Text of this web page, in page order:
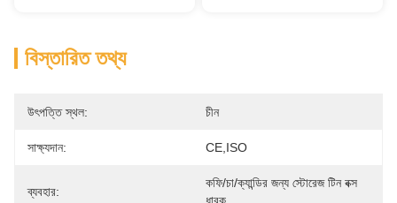
বিস্তারিত তথ্য
উৎপত্তি স্থল: চীন
সাক্ষ্যদান: CE,ISO
ব্যবহার:
কফি/চা/ক্যান্ডির জন্য স্টোরেজ টিন বক্স